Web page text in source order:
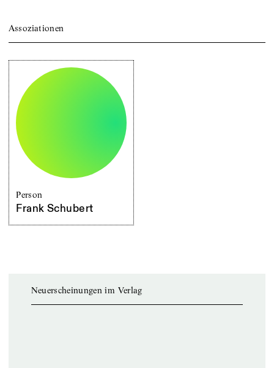
Assoziationen
Person
Frank Schubert
Neuerscheinungen im Verlag